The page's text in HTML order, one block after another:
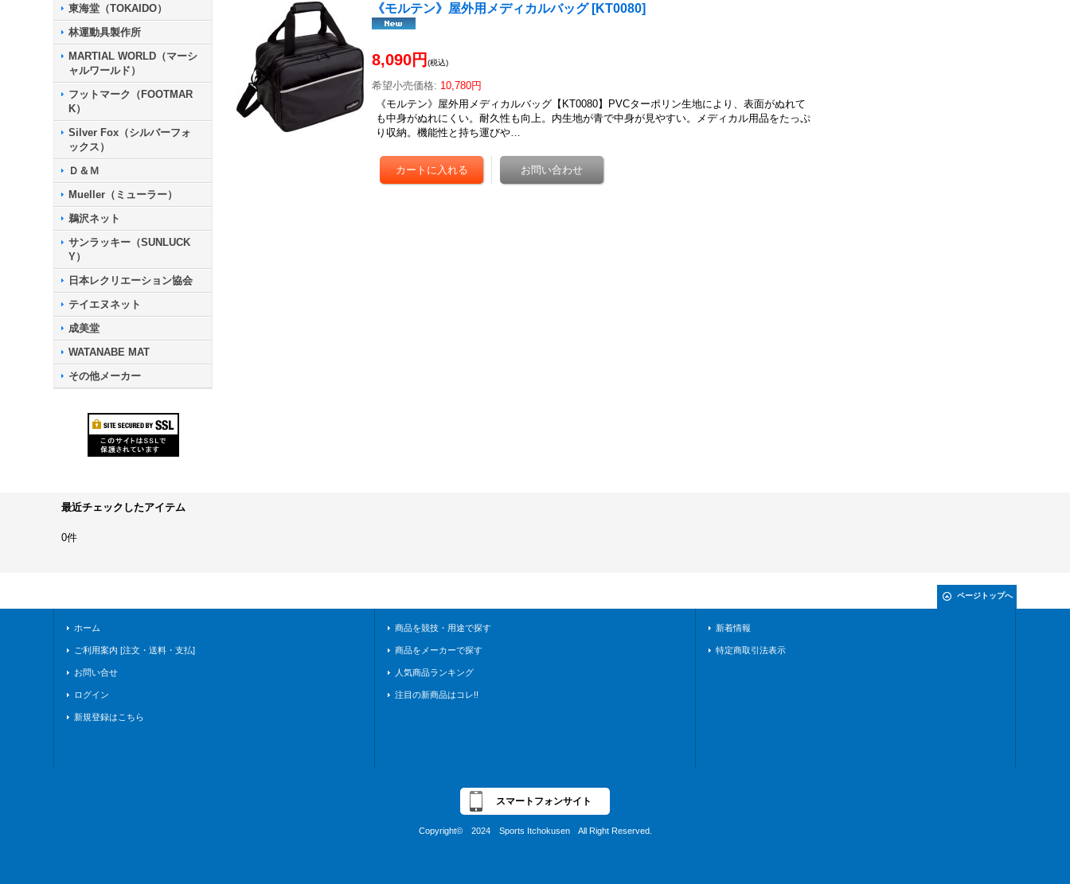
東海堂（TOKAIDO）
林運動具製作所
MARTIAL WORLD（マーシ
ャルワールド）
フットマーク（FOOTMAR
K）
Silver Fox（シルバーフォ
ックス）
Ｄ＆Ｍ
Mueller（ミューラー）
鵜沢ネット
サンラッキー（SUNLUCK
Y）
日本レクリエーション協会
テイエヌネット
成美堂
WATANABE MAT
その他メーカー
《モルテン》屋外用メディカルバッグ [KT0080]
8,090円(税込)
希望小売価格: 10,780円
《モルテン》屋外用メディカルバッグ【KT0080】PVCターポリン生地により、表面がぬれて
も中身がぬれにくい。耐久性も向上。内生地が青で中身が見やすい。メディカル用品をたっぷ
り収納。機能性と持ち運びや…
最近チェックしたアイテム
0件
ページトップへ
ホーム
ご利用案内 [注文・送料・支払]
お問い合せ
ログイン
新規登録はこちら
商品を競技・用途で探す
商品をメーカーで探す
人気商品ランキング
注目の新商品はコレ!!
新着情報
特定商取引法表示
スマートフォンサイト
Copyright© 2024 Sports Itchokusen All Right Reserved.